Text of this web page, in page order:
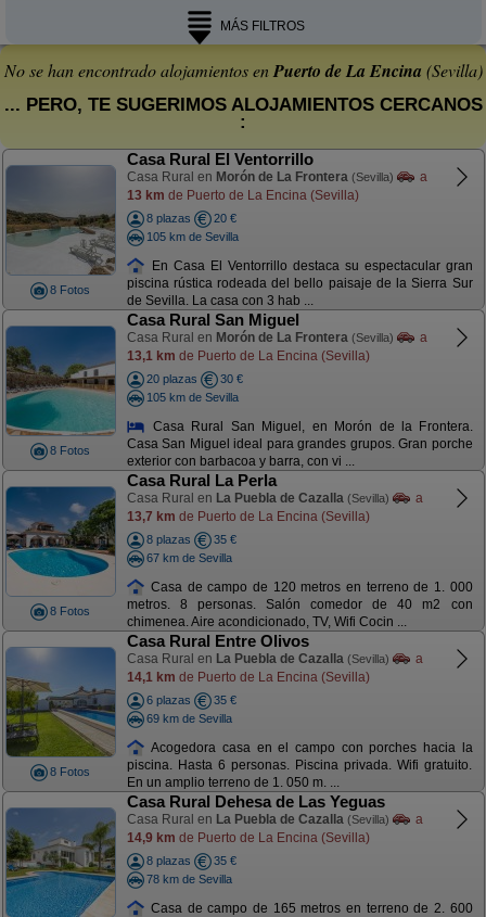
MÁS FILTROS
No se han encontrado alojamientos enPuerto de La Encina (Sevilla)
... PERO, TE SUGERIMOS ALOJAMIENTOS CERCANOS
:
8 Fotos
Casa Rural El Ventorrillo
Casa Rural en Morón de La Frontera (Sevilla)
a
13 km de Puerto de La Encina (Sevilla)
8 plazas
20 €
105 km de Sevilla
En Casa El Ventorrillo destaca su espectacular gran
piscina rústica rodeada del bello paisaje de la Sierra Sur
de Sevilla. La casa con 3 hab ...
8 Fotos
Casa Rural San Miguel
Casa Rural en Morón de La Frontera (Sevilla)
a
13,1 km de Puerto de La Encina (Sevilla)
20 plazas
30 €
105 km de Sevilla
Casa Rural San Miguel, en Morón de la Frontera.
Casa San Miguel ideal para grandes grupos. Gran porche
exterior con barbacoa y barra, con vi ...
8 Fotos
Casa Rural La Perla
Casa Rural en La Puebla de Cazalla (Sevilla)
a
13,7 km de Puerto de La Encina (Sevilla)
8 plazas
35 €
67 km de Sevilla
Casa de campo de 120 metros en terreno de 1. 000
metros. 8 personas. Salón comedor de 40 m2 con
chimenea. Aire acondicionado, TV, Wifi Cocin ...
8 Fotos
Casa Rural Entre Olivos
Casa Rural en La Puebla de Cazalla (Sevilla)
a
14,1 km de Puerto de La Encina (Sevilla)
6 plazas
35 €
69 km de Sevilla
Acogedora casa en el campo con porches hacia la
piscina. Hasta 6 personas. Piscina privada. Wifi gratuito.
En un amplio terreno de 1. 050 m. ...
Casa Rural Dehesa de Las Yeguas
Casa Rural en La Puebla de Cazalla (Sevilla)
a
14,9 km de Puerto de La Encina (Sevilla)
8 plazas
35 €
78 km de Sevilla
Casa de campo de 165 metros en terreno de 2. 600